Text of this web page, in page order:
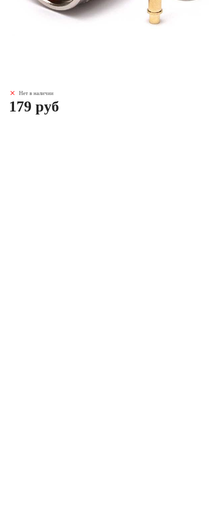
Нет в наличии
179 руб